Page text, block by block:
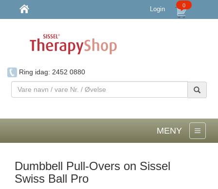
Login 0
Ring idag: 2452 0880
Vare
navn
vare
MENY
Dumbbell Pull-Overs on Sissel
Swiss Ball Pro